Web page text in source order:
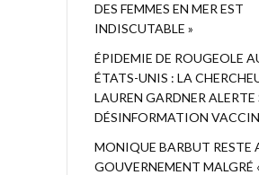
DES FEMMES EN MER EST
INDISCUTABLE »
ÉPIDEMIE DE ROUGEOLE
ÉTATS-UNIS : LA
LAUREN GARDNER ALERTE
DÉSINFORMATION
MONIQUE BARBUT RESTE
GOUVERNEMENT MALGRÉ